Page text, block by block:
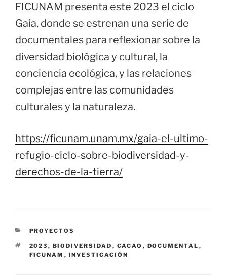
FICUNAM presenta este 2023 el ciclo
Gaia, donde se estrenan una serie de
documentales para reflexionar sobre la
diversidad biológica y cultural, la
conciencia ecológica, y las relaciones
complejas entre las comunidades
culturales y la naturaleza.
https://ficunam.unam.mx/gaia-el-ultimo-
refugio-ciclo-sobre-biodiversidad-y-
derechos-de-la-tierra/
CATEGORÍAS
PROYECTOS
ETIQUETAS
2023 , BIODIVERSIDAD , CACAO , DOCUMENTAL ,
FICUNAM , INVESTIGACIÓN